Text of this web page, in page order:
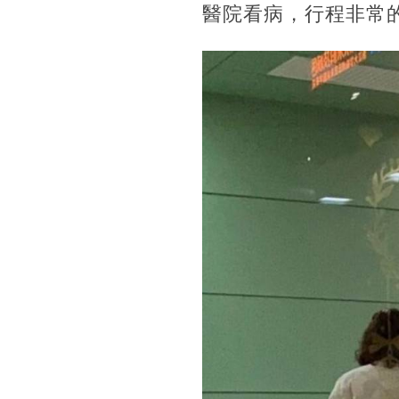
醫院看病，行程非常